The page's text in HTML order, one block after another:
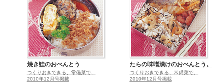
焼き鮭のおべんとう
つくりおきできる、常備菜で、
2010年12月号掲載
たらの味噌漬けのおべんとう。
つくりおきできる、常備菜で、
2010年12月号掲載